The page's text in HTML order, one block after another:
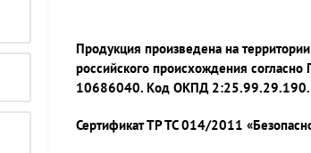
Продукция произведена на
российского происхождения
10686040. Код ОКПД 2:25.99.29.190.
Сертификат ТР ТС 014/2011